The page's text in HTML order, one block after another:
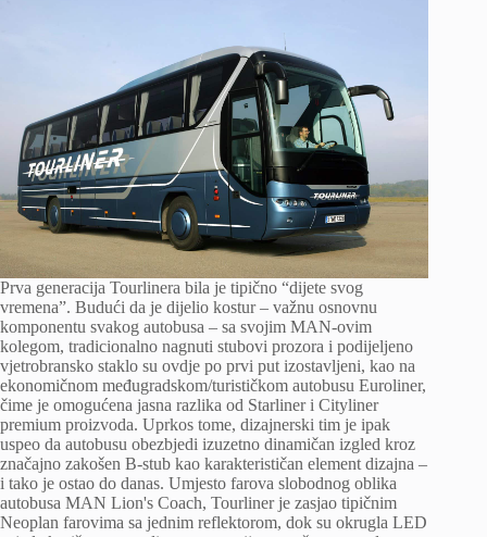
Prva generacija Tourlinera bila je tipično “dijete svog
vremena”. Budući da je dijelio kostur – važnu osnovnu
komponentu svakog autobusa – sa svojim MAN-ovim
kolegom, tradicionalno nagnuti stubovi prozora i podijeljeno
vjetrobransko staklo su ovdje po prvi put izostavljeni, kao na
ekonomičnom međugradskom/turističkom autobusu Euroliner,
čime je omogućena jasna razlika od Starliner i Cityliner
premium proizvoda. Uprkos tome, dizajnerski tim je ipak
uspeo da autobusu obezbjedi izuzetno dinamičan izgled kroz
značajno zakošen B-stub kao karakterističan element dizajna –
i tako je ostao do danas. Umjesto farova slobodnog oblika
autobusa MAN Lion's Coach, Tourliner je zasjao tipičnim
Neoplan farovima sa jednim reflektorom, dok su okrugla LED